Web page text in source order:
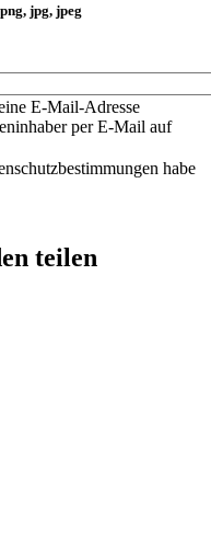
png, jpg, jpeg
E-Mail-Adresse
per E-Mail auf
habe
teilen